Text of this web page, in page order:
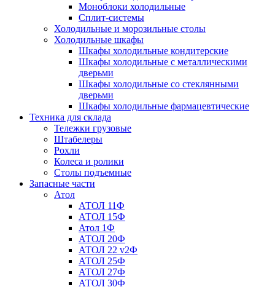
Моноблоки холодильные
Сплит-системы
Холодильные и морозильные столы
Холодильные шкафы
Шкафы холодильные кондитерские
Шкафы холодильные с металлическими
дверьми
Шкафы холодильные со стеклянными
дверьми
Шкафы холодильные фармацевтические
Техника для склада
Тележки грузовые
Штабелеры
Рохли
Колеса и ролики
Столы подъемные
Запасные части
Атол
АТОЛ 11Ф
АТОЛ 15Ф
Атол 1Ф
АТОЛ 20Ф
АТОЛ 22 v2Ф
АТОЛ 25Ф
АТОЛ 27Ф
АТОЛ 30Ф